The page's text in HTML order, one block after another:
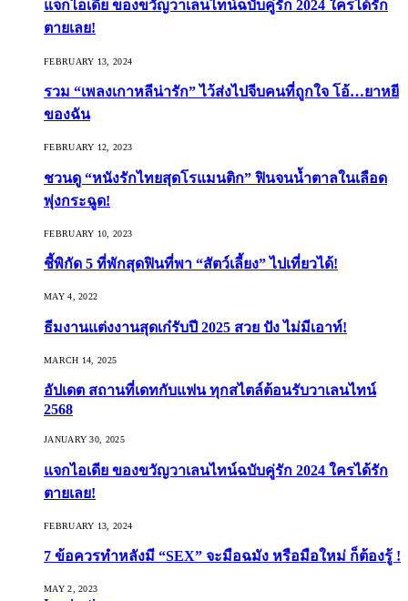
แจกไอเดีย ของขวัญวาเลนไทน์ฉบับคู่รัก 2024 ใครได้รัก
ตายเลย!
FEBRUARY 13, 2024
รวม “เพลงเกาหลีน่ารัก” ไว้ส่งไปจีบคนที่ถูกใจ โอ้…ยาหยี
ของฉัน
FEBRUARY 12, 2023
ชวนดู “หนังรักไทยสุดโรแมนติก” ฟินจนน้ำตาลในเลือด
พุ่งกระฉูด!
FEBRUARY 10, 2023
ชี้พิกัด 5 ที่พักสุดฟินที่พา “สัตว์เลี้ยง” ไปเที่ยวได้!
MAY 4, 2022
ธีมงานแต่งงานสุดเก๋รับปี 2025 สวย ปัง ไม่มีเอาท์!
MARCH 14, 2025
อัปเดต สถานที่เดทกับแฟน ทุกสไตล์ต้อนรับวาเลนไทน์
2568
JANUARY 30, 2025
แจกไอเดีย ของขวัญวาเลนไทน์ฉบับคู่รัก 2024 ใครได้รัก
ตายเลย!
FEBRUARY 13, 2024
7 ข้อควรทำหลังมี “SEX” จะมือฉมัง หรือมือใหม่ ก็ต้องรู้ !
MAY 2, 2023